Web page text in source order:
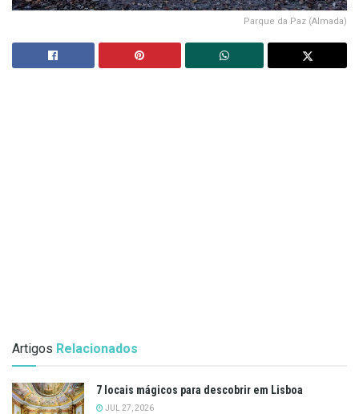
Parque da Paz (Almada)
Artigos Relacionados
7 locais mágicos para descobrir em Lisboa
JUL 27, 2026